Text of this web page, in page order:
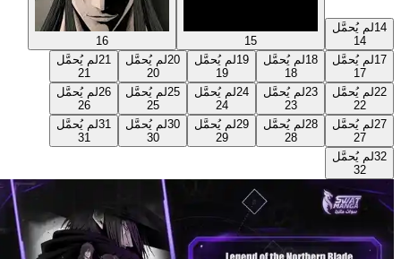
14لم يُحمَّل
14
15
16
17لم يُحمَّل
17
18لم يُحمَّل
18
19لم يُحمَّل
19
20لم يُحمَّل
20
21لم يُحمَّل
21
22لم يُحمَّل
22
23لم يُحمَّل
23
24لم يُحمَّل
24
25لم يُحمَّل
25
26لم يُحمَّل
26
27لم يُحمَّل
27
28لم يُحمَّل
28
29لم يُحمَّل
29
30لم يُحمَّل
30
31لم يُحمَّل
31
32لم يُحمَّل
32